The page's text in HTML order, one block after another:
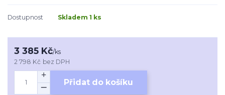
Dostupnost Skladem 1 ks
3 385 Kč/ks
2 798 Kč bez DPH
Přidat do košíku